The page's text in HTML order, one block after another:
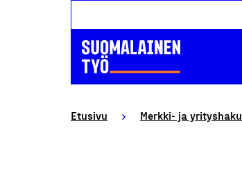
Etusivu Merkki- ja yrityshaku